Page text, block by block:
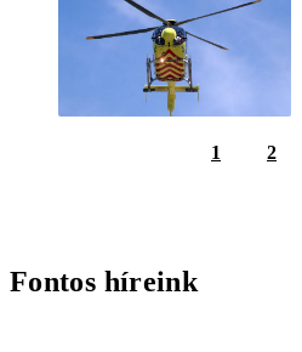
1 2
Fontos híreink